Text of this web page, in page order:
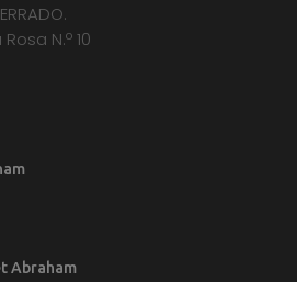
N.º 10
Abraham